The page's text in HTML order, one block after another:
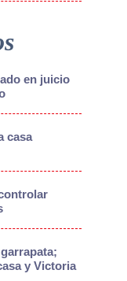
en juicio
casa
y Victoria